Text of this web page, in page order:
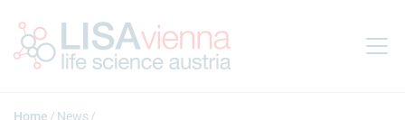
Home
News